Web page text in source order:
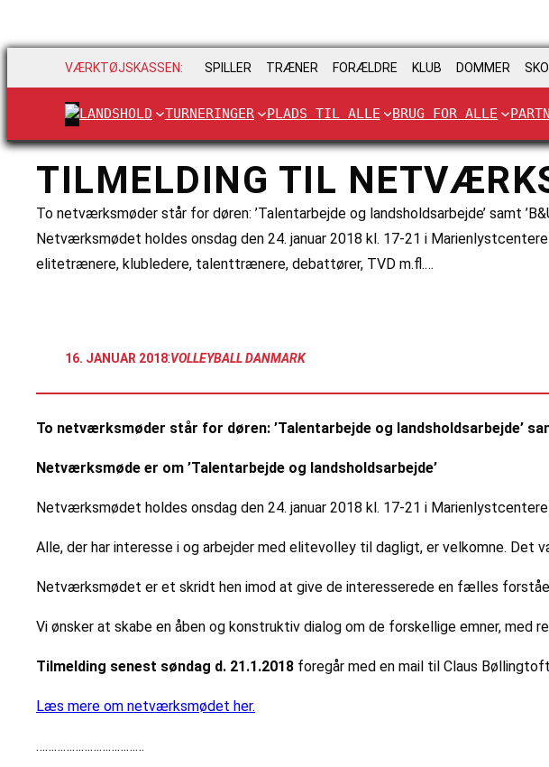
VÆRKTØJSKASSEN: SPILLER TRÆNER FORÆLDRE KLUB DOMMER
LANDSHOLD TURNERINGER PLADS TIL ALLE BRUG FOR ALLE
TILMELDING TIL
To netværksmøder står for døren: ’Talentarbejde og landsholdsarbejde’ samt
Netværksmødet holdes onsdag den 24. januar 2018 kl. 17-21 i
elitetrænere, klubledere, talenttrænere, debattører, TVD m.fl.…
16. JANUAR 2018:VOLLEYBALL DANMARK
To netværksmøder står for døren: ’Talentarbejde og landsholdsarbejde’
Netværksmøde er om ’Talentarbejde og landsholdsarbejde’
Netværksmødet holdes onsdag den 24. januar 2018 kl. 17-21 i
Alle, der har interesse i og arbejder med elitevolley til dagligt, er velkomne.
Netværksmødet er et skridt hen imod at give de interesserede en fælles
Vi ønsker at skabe en åben og konstruktiv dialog om de forskellige emner, med
Tilmelding senest søndag d. 21.1.2018 foregår med en mail til Claus Bøllingtoft
Læs mere om netværksmødet her.
………………………………